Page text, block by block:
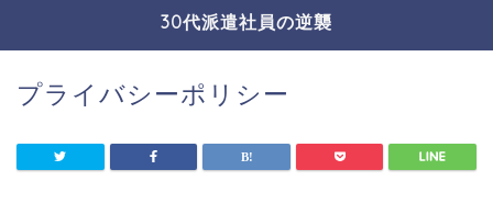
30代派遣社員の逆襲
プライバシーポリシー